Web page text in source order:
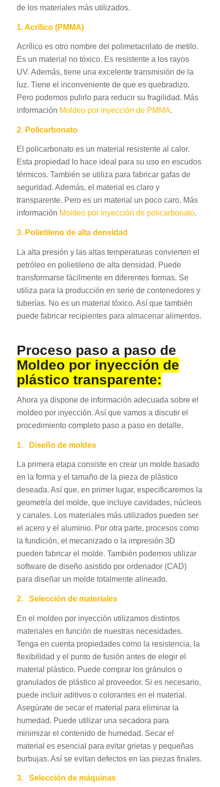
de los materiales más utilizados.
1. Acrílico (PMMA)
Acrílico es otro nombre del polimetacrilato de metilo.
Es un material no tóxico. Es resistente a los rayos
UV. Además, tiene una excelente transmisión de la
luz. Tiene el inconveniente de que es quebradizo.
Pero podemos pulirlo para reducir su fragilidad. Más
información Moldeo por inyección de PMMA.
2. Policarbonato
El policarbonato es un material resistente al calor.
Esta propiedad lo hace ideal para su uso en escudos
térmicos. También se utiliza para fabricar gafas de
seguridad. Además, el material es claro y
transparente. Pero es un material un poco caro. Más
información Moldeo por inyección de policarbonato.
3. Polietileno de alta densidad
La alta presión y las altas temperaturas convierten el
petróleo en polietileno de alta densidad. Puede
transformarse fácilmente en diferentes formas. Se
utiliza para la producción en serie de contenedores y
tuberías. No es un material tóxico. Así que también
puede fabricar recipientes para almacenar alimentos.
Proceso paso a paso de
Moldeo por inyección de
plástico transparente:
Ahora ya dispone de información adecuada sobre el
moldeo por inyección. Así que vamos a discutir el
procedimiento completo paso a paso en detalle.
1. Diseño de moldes
La primera etapa consiste en crear un molde basado
en la forma y el tamaño de la pieza de plástico
deseada. Así que, en primer lugar, especificaremos la
geometría del molde, que incluye cavidades, núcleos
y canales. Los materiales más utilizados pueden ser
el acero y el aluminio. Por otra parte, procesos como
la fundición, el mecanizado o la impresión 3D
pueden fabricar el molde. También podemos utilizar
software de diseño asistido por ordenador (CAD)
para diseñar un molde totalmente alineado.
2. Selección de materiales
En el moldeo por inyección utilizamos distintos
materiales en función de nuestras necesidades.
Tenga en cuenta propiedades como la resistencia, la
flexibilidad y el punto de fusión antes de elegir el
material plástico. Puede comprar los gránulos o
granulados de plástico al proveedor. Si es necesario,
puede incluir aditivos o colorantes en el material.
Asegúrate de secar el material para eliminar la
humedad. Puede utilizar una secadora para
minimizar el contenido de humedad. Secar el
material es esencial para evitar grietas y pequeñas
burbujas. Así se evitan defectos en las piezas finales.
3. Selección de máquinas